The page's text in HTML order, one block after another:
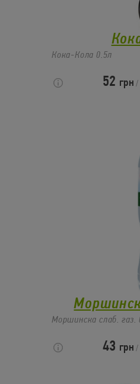
Кока-Кола 0.5л
52 грн /
Моршинска слаб. газ.
43 грн /